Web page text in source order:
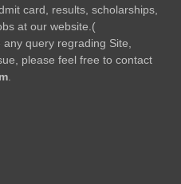
card, results, scholarships,
at our website.(
query regrading Site,
please feel free to contact